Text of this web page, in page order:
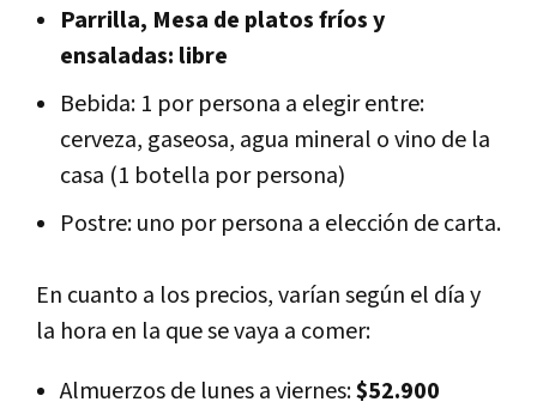
Parrilla, Mesa de platos fríos y
ensaladas: libre
Bebida: 1 por persona a elegir entre:
cerveza, gaseosa, agua mineral o vino de la
casa (1 botella por persona)
Postre: uno por persona a elección de carta.
En cuanto a los precios, varían según el día y
la hora en la que se vaya a comer:
Almuerzos de lunes a viernes:$52.900